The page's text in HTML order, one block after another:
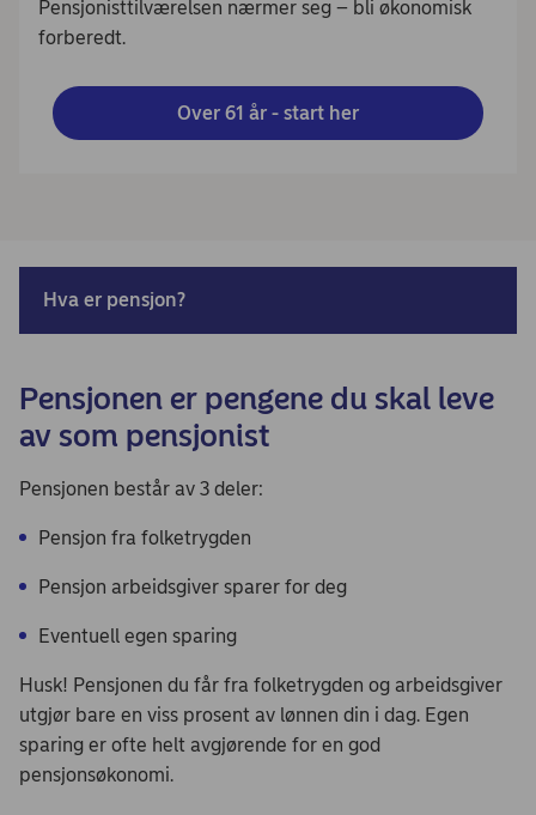
Pensjonisttilværelsen nærmer seg – bli økonomisk
forberedt.
Over 61 år - start her
Hva er pensjon?
Pensjonen er pengene du skal leve
av som pensjonist
Pensjonen består av 3 deler:
Pensjon fra folketrygden
Pensjon arbeidsgiver sparer for deg
Eventuell egen sparing
Husk! Pensjonen du får fra folketrygden og arbeidsgiver
utgjør bare en viss prosent av lønnen din i dag. Egen
sparing er ofte helt avgjørende for en god
pensjonsøkonomi.